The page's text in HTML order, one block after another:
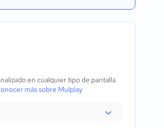
en cualquier tipo de pantalla
más sobre Mulplay